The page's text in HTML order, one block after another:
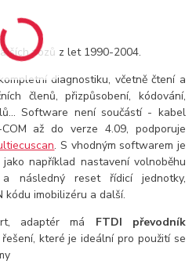
vozů z let 1990-2004.
diagnostiku, včetně čtení a
členů, přizpůsobení, kódování,
Software není součástí - kabel
až do verze 4.09, podporuje
. S vhodným softwarem je
například nastavení volnoběhu
následný reset řídicí jednotky,
kódu imobilizéru a další.
adaptér má FTDI převodník
které je ideální pro použití se